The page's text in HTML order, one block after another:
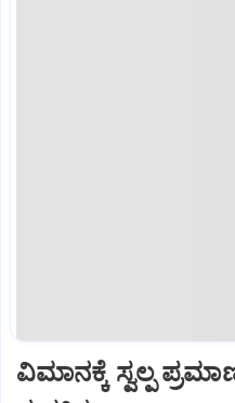
ವಿಮಾನಕ್ಕೆ ಸ್ವಲ್ಪ